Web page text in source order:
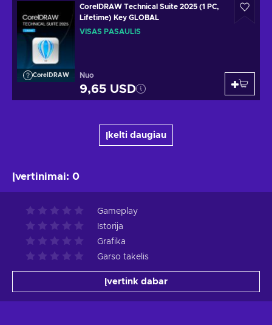
CorelDRAW
CorelDRAW Technical Suite 2025 (1 PC,
Lifetime) Key GLOBAL
VISAS PASAULIS
Nuo
9,65 USD
Įkelti daugiau
Įvertinimai: 0
Gameplay
Istorija
Grafika
Garso takelis
Įvertink dabar